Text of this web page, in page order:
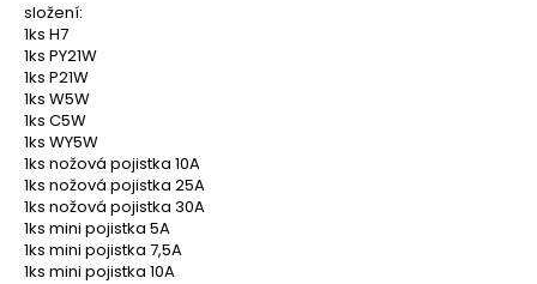
složení:
1ks H7
1ks PY21W
1ks P21W
1ks W5W
1ks C5W
1ks WY5W
1ks nožová pojistka 10A
1ks nožová pojistka 25A
1ks nožová pojistka 30A
1ks mini pojistka 5A
1ks mini pojistka 7,5A
1ks mini pojistka 10A